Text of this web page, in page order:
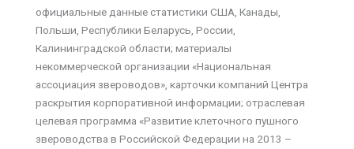
официальные данные статистики США, Канады,
Польши, Республики Беларусь, России,
Калининградской области; материалы
некоммерческой организации «Национальная
ассоциация звероводов», карточки компаний Центра
раскрытия корпоративной информации; отраслевая
целевая программа «Развитие клеточного пушного
звероводства в Российской Федерации на 2013 –